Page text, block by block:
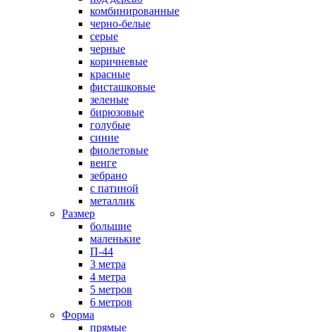
комбинированные
черно-белые
серые
черные
коричневые
красные
фисташковые
зеленые
бирюзовые
голубые
синие
фиолетовые
венге
зебрано
с патиной
металлик
Размер
большие
маленькие
П-44
3 метра
4 метра
5 метров
6 метров
Форма
прямые